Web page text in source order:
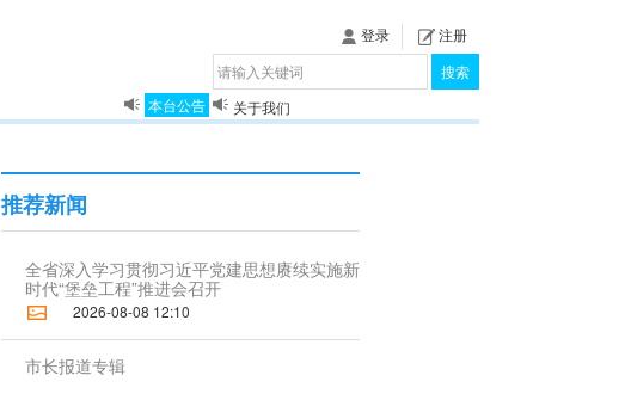
登录
注册
搜索
本台公告
关于我们
推荐新闻
全省深入学习贯彻习近平党建思想赓续实施新
时代“堡垒工程”推进会召开
2026-08-08 12:10
市长报道专辑